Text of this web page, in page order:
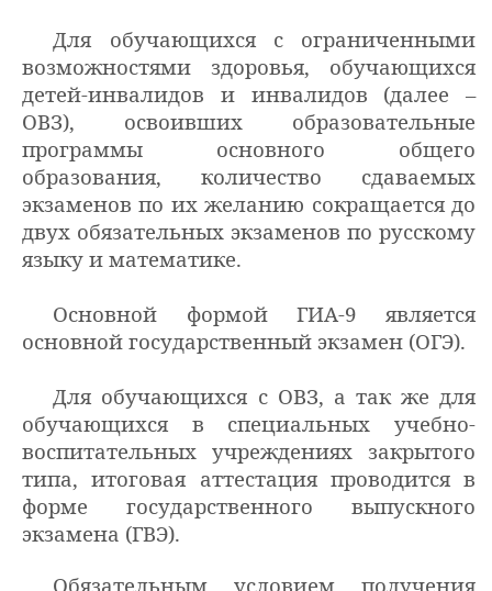
Для обучающихся с ограниченными
возможностями здоровья, обучающихся
детей-инвалидов и инвалидов (далее –
ОВЗ), освоивших образовательные
программы основного общего
образования, количество сдаваемых
экзаменов по их желанию сокращается до
двух обязательных экзаменов по русскому
языку и математике.
Основной формой ГИА-9 является
основной государственный экзамен (ОГЭ).
Для обучающихся с ОВЗ, а так же для
обучающихся в специальных учебно-
воспитательных учреждениях закрытого
типа, итоговая аттестация проводится в
форме государственного выпускного
экзамена (ГВЭ).
Обязательным условием получения